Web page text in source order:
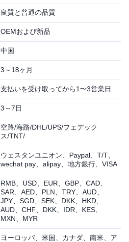
良質と普通の品質
OEMおよび新品
中国
3～18ヶ月
支払いを受け取ってから1〜3営業日
3～7日
空路/海路/DHL/UPS/フェデック
ス/TNT/
ウェスタンユニオン、Paypal、T/T、
wechat pay、alipay、地方銀行、VISA
RMB、USD、EUR、GBP、CAD、
SAR、AED、PLN、TRY、AUD、
JPY、SGD、SEK、DKK、HKD、
AUD、CHF、DKK、IDR、KES、
MXN、MYR
ヨーロッパ、米国、カナダ、南米、ア